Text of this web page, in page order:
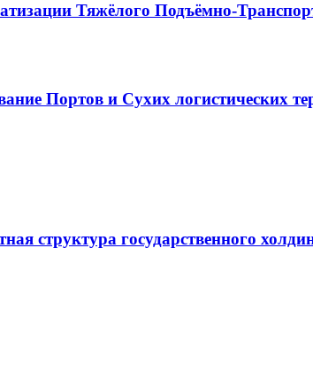
Тяжёлого Подъёмно-
Портов и Сухих логистических
структура государственного